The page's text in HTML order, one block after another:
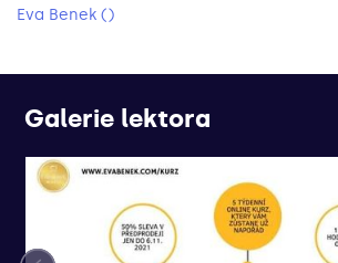
Eva Benek ()
Galerie lektora